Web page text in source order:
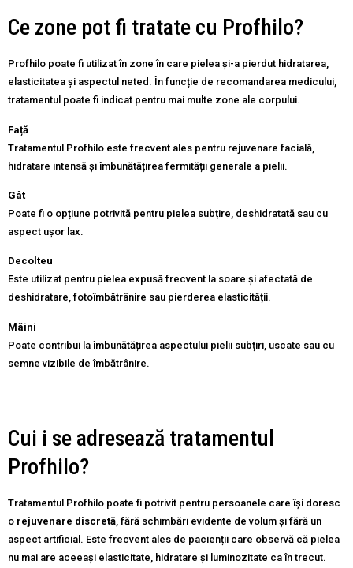
Ce zone pot fi tratate cu Profhilo?
Profhilo poate fi utilizat în zone în care pielea și-a pierdut hidratarea,
elasticitatea și aspectul neted. În funcție de recomandarea medicului,
tratamentul poate fi indicat pentru mai multe zone ale corpului.
Față
Tratamentul Profhilo este frecvent ales pentru rejuvenare facială,
hidratare intensă și îmbunătățirea fermității generale a pielii.
Gât
Poate fi o opțiune potrivită pentru pielea subțire, deshidratată sau cu
aspect ușor lax.
Decolteu
Este utilizat pentru pielea expusă frecvent la soare și afectată de
deshidratare, fotoîmbătrânire sau pierderea elasticității.
Mâini
Poate contribui la îmbunătățirea aspectului pielii subțiri, uscate sau cu
semne vizibile de îmbătrânire.
Cui i se adresează tratamentul
Profhilo?
Tratamentul Profhilo poate fi potrivit pentru persoanele care își doresc
o rejuvenare discretă, fără schimbări evidente de volum și fără un
aspect artificial. Este frecvent ales de pacienții care observă că pielea
nu mai are aceeași elasticitate, hidratare și luminozitate ca în trecut.